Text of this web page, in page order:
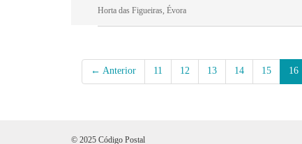
Horta das Figueiras, Évora
← Anterior 11 12 13 14 15 16
© 2025 Código Postal